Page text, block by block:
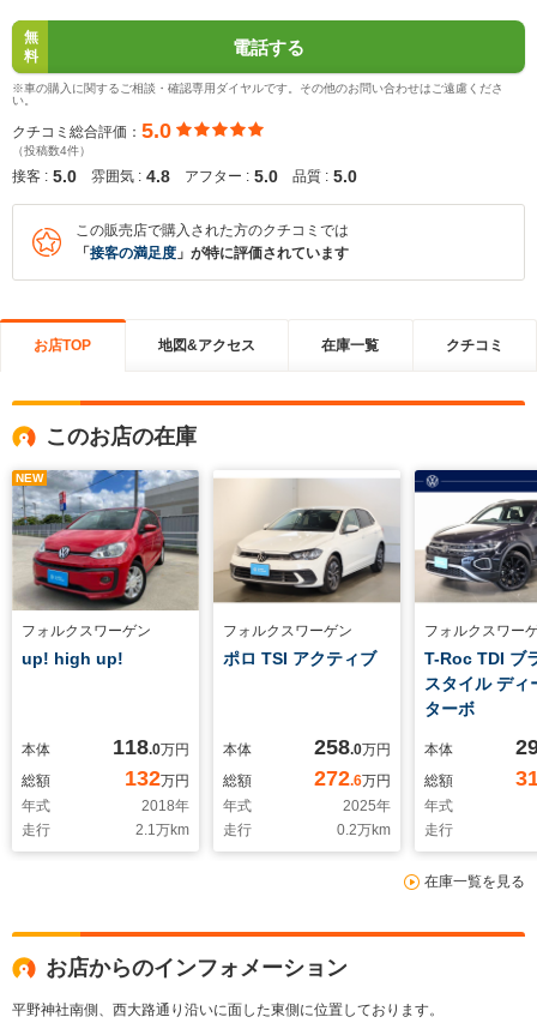
無
料
電話する
※車の購入に関するご相談・確認専用ダイヤルです。その他のお問い合わせはご遠慮くださ
い。
クチコミ総合評価： 5.0
（投稿数4件）
接客 : 5.0 雰囲気 : 4.8 アフター : 5.0 品質 : 5.0
この販売店で購入された方のクチコミでは
「 接客の満足度 」が特に評価されています
お店TOP 地図&アクセス 在庫一覧 クチコミ
このお店の在庫
NEW
フォルクスワーゲン
up! high up!
本体 118.0万円
総額
132万円
年式
2018年
走行
2.1万km
フォルクスワーゲン
ポロ TSI アクティブ
本体 258.0万円
総額
272.6万円
年式
2025年
走行
0.2万km
フォルクスワー
T-Roc TDI ブ
スタイル ディ
ターボ
本体
総額
年式
走行
在庫一覧を見る
お店からのインフォメーション
平野神社南側、西大路通り沿いに面した東側に位置しております。